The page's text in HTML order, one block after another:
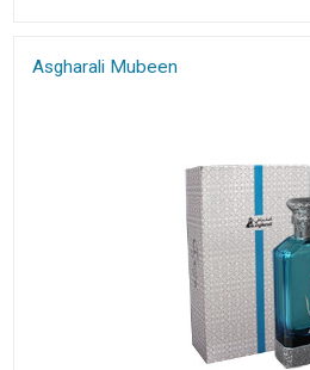
Asgharali Mubeen